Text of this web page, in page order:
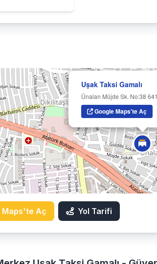
Uşak Taksi Gamalı
Ünalan Müjde Sk. No:38
Google Maps'te Aç
Maps'te Aç Yol Tarifi